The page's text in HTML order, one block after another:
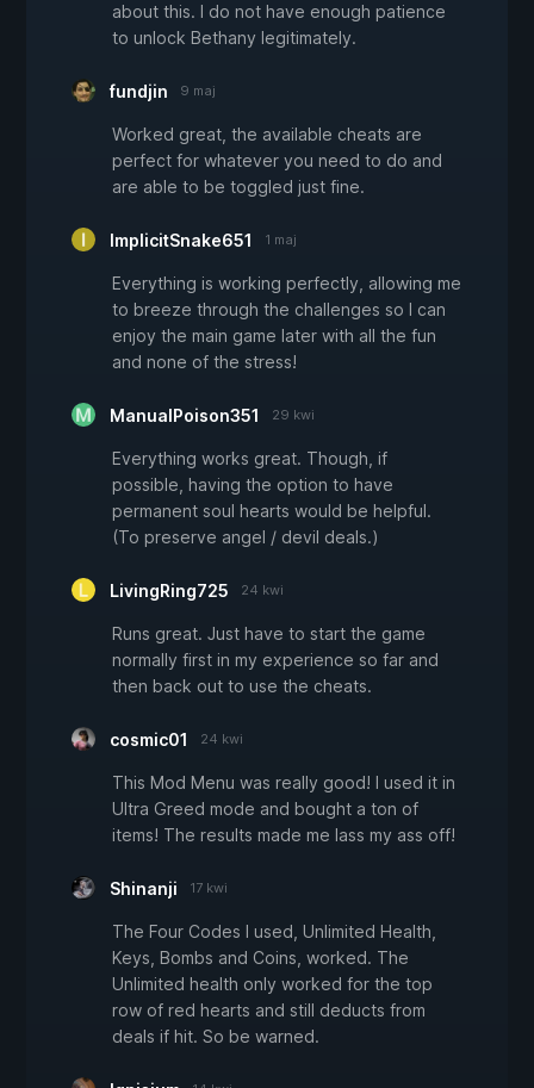
about this. I do not have enough patience
to unlock Bethany legitimately.
fundjin 9 maj
Worked great, the available cheats are
perfect for whatever you need to do and
are able to be toggled just fine.
ImplicitSnake651 1 maj
Everything is working perfectly, allowing me
to breeze through the challenges so I can
enjoy the main game later with all the fun
and none of the stress!
ManualPoison351 29 kwi
Everything works great. Though, if
possible, having the option to have
permanent soul hearts would be helpful.
(To preserve angel / devil deals.)
LivingRing725 24 kwi
Runs great. Just have to start the game
normally first in my experience so far and
then back out to use the cheats.
cosmic01 24 kwi
This Mod Menu was really good! I used it in
Ultra Greed mode and bought a ton of
items! The results made me lass my ass off!
Shinanji 17 kwi
The Four Codes I used, Unlimited Health,
Keys, Bombs and Coins, worked. The
Unlimited health only worked for the top
row of red hearts and still deducts from
deals if hit. So be warned.